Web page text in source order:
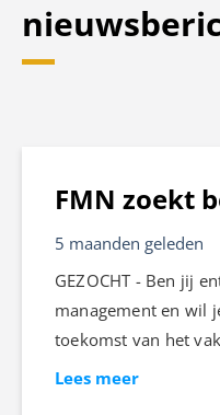
FMN zoekt
5 maanden geleden
GEZOCHT - Ben jij
management en wil
toekomst van het
Lees meer